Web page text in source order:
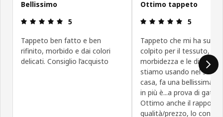
Bellissimo
Recensione: 5 di 5 stelle.
5
Tappeto ben fatto e ben
rifinito, morbido e dai colori
delicati. Consiglio l’acquisto
Ottimo tappeto
5
Tappeto che mi ha subito
colpito per il tessuto, i
morbidezza e le
stiamo usando nel
casa, fa una bellissima
in più è...a prova di gatto!
Ottimo anche il rapporto
qualità/prezzo, lo